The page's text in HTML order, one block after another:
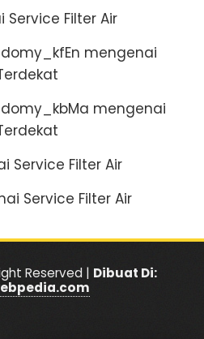
Service Filter Air
mengenai
mengenai
Service Filter Air
Service Filter Air
Reserved | Dibuat Di: